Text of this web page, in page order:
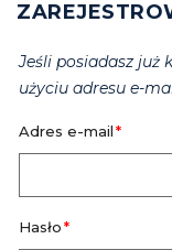
Jeśli posiadasz już
użyciu adresu e-
Adres e-mail
Hasło